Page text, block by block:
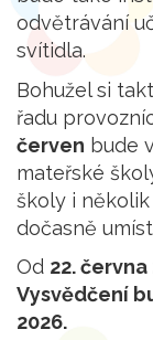
odvětrávání
svítidla.
Bohužel si
řadu
červen bude
mateřské
školy i
dočasně
Od 22. června
Vysvědčení
2026.